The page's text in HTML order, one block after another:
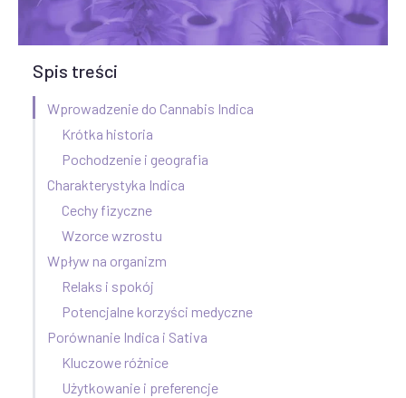
Spis treści
Wprowadzenie do Cannabis Indica
Krótka historia
Pochodzenie i geografia
Charakterystyka Indica
Cechy fizyczne
Wzorce wzrostu
Wpływ na organizm
Relaks i spokój
Potencjalne korzyści medyczne
Porównanie Indica i Sativa
Kluczowe różnice
Użytkowanie i preferencje